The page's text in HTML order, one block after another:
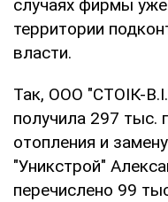
случаях фирмы
территории
власти.
Так, ООО "СТОIК-
получила 297 тыс.
отопления и
"Уникстрой"
перечислено 99